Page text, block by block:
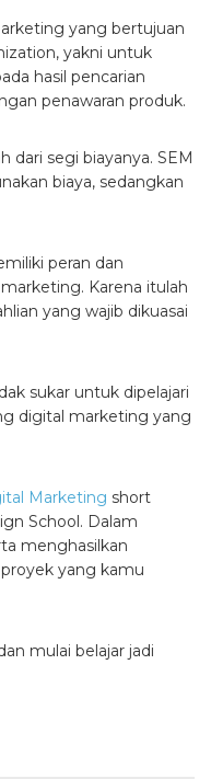
yang bertujuan
yakni untuk
hasil pencarian
penawaran produk.
dari segi biayanya. SEM
biaya, sedangkan
peran dan
Karena itulah
yang wajib dikuasai
sukar untuk dipelajari
digital marketing yang
Marketing short
School. Dalam
menghasilkan
yang kamu
mulai belajar jadi